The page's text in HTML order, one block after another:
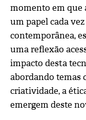
momento em que
um papel cada
contemporânea,
uma reflexão
impacto desta
abordando temas
criatividade, a
emergem deste